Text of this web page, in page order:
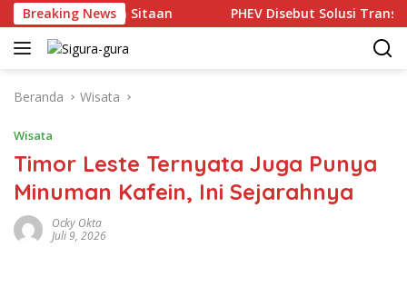
Langsung
ke
konten
Breaking News
Batu Bara Sitaan PHEV Disebut Solusi Transisi Ke
Beranda Wisata
Wisata
Timor Leste Ternyata Juga Punya
Minuman Kafein, Ini Sejarahnya
Ocky Okta
Juli 9, 2026